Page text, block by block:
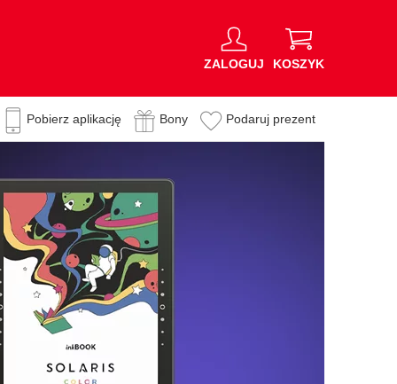
ZALOGUJ KOSZYK
Pobierz aplikację Bony Podaruj prezent